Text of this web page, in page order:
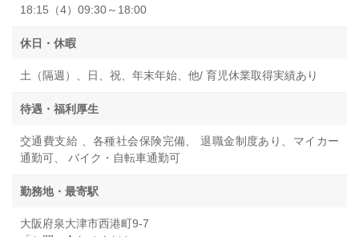
18:15（4）09:30～18:00
休日・休暇
土（隔週）、日、祝、年末年始、他/ 育児休業取得実績あり
待遇・福利厚生
交通費支給 、各種社会保険完備、 退職金制度あり、マイカー
通勤可、 バイク・自転車通勤可
勤務地・最寄駅
大阪府泉大津市西港町9-7